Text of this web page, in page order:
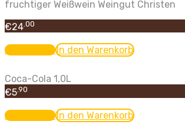
fruchtiger Weißwein Weingut Christen
€24 .00
Add to cartIn den Warenkorb
Coca-Cola 1,0L
€5.90
Add to cartIn den Warenkorb